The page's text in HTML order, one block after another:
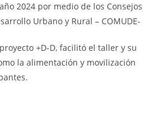
2024 por medio de los Consejos
Urbano y Rural – COMUDE-
+D-D, facilitó el taller y su
la alimentación y movilización